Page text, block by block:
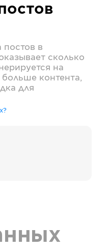
постов в
сколько
на
контента,
для